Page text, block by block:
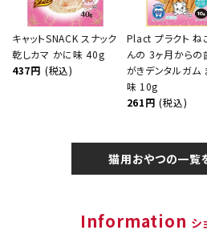
キャットSNACK スナック
乾しカマ かに味 40g
437円 (税込)
Plact プラクト ね
んの 3ヶ月からの
がきデンタルガム
味 10g
261円 (税込)
猫用おやつの一覧
Information シ